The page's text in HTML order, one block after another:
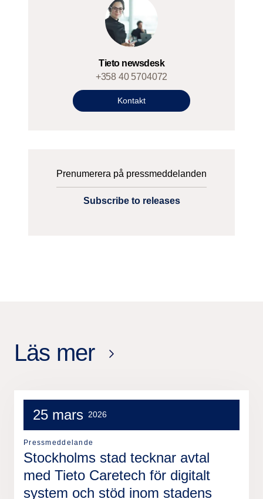
Tieto newsdesk
+358 40 5704072
Kontakt
Prenumerera på pressmeddelanden
Subscribe to releases
Läs mer
25 mars 2026
Pressmeddelande
Stockholms stad tecknar avtal
med Tieto Caretech för digitalt
system och stöd inom stadens